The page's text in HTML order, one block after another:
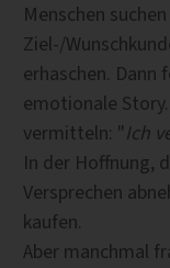
Menschen
Ziel-/
erhaschen.
emotionale
vermitteln: "Ich
In der Hoffnung,
Versprechen
kaufen.
Aber manchmal